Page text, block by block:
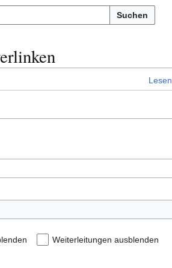
Suchen
Lesen
Weiterleitungen ausblenden